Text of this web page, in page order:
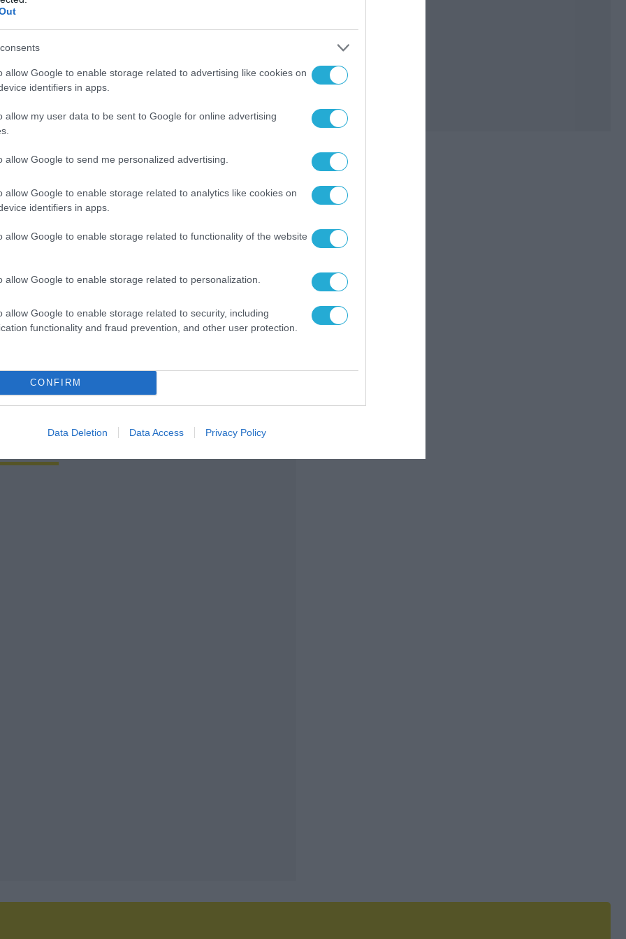
allow Google to enable storage related to advertising like cookies on
identifiers in apps.
allow my user data to be sent to Google for online advertising
allow Google to send me personalized advertising.
allow Google to enable storage related to analytics like cookies on
identifiers in apps.
allow Google to enable storage related to functionality of the website
allow Google to enable storage related to personalization.
allow Google to enable storage related to security, including
functionality and fraud prevention, and other user protection.
CONFIRM
Data Deletion Data Access Privacy Policy
2024": ΕΛΛΑΔΑ ΣΑΟΥΔΙΚΗ ΑΡΑΒΙΑ